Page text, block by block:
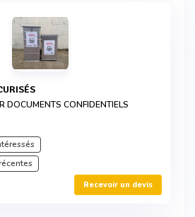
DOCUMENTS CONFIDENTIELS
Recevoir un devis